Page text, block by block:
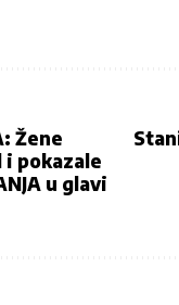
Žene
i pokazale
u glavi